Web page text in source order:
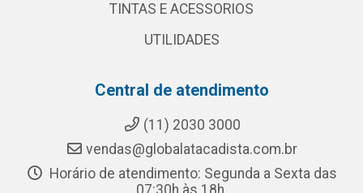
TINTAS E ACESSORIOS
UTILIDADES
Central de atendimento
(11) 2030 3000
vendas@globalatacadista.com.br
Horário de atendimento: Segunda a Sexta das
07:30h às 18h.